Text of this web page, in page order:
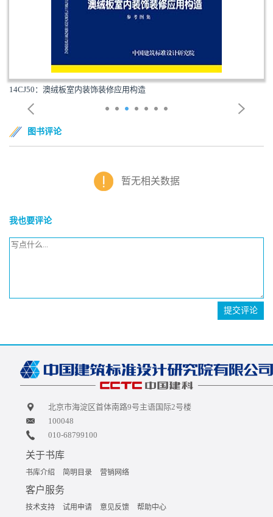
14CJ50：澳绒板室内装饰装修应用构造
图书评论
暂无相关数据
我也要评论
提交评论
北京市海淀区首体南路9号主语国际2号楼
100048
010-68799100
关于书库
书库介绍 简明目录 营销网络
客户服务
技术支持 试用申请 意见反馈 帮助中心